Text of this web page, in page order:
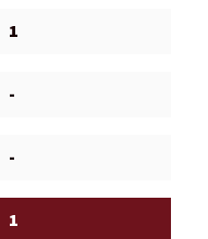
1
-
-
1